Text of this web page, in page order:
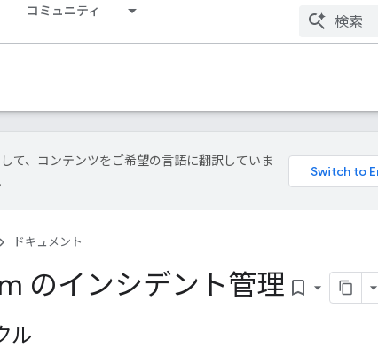
コミュニティ
て、コンテンツをご希望の言語に翻訳していま
ドキュメント
のインシデント管理 bookmark_border
ル